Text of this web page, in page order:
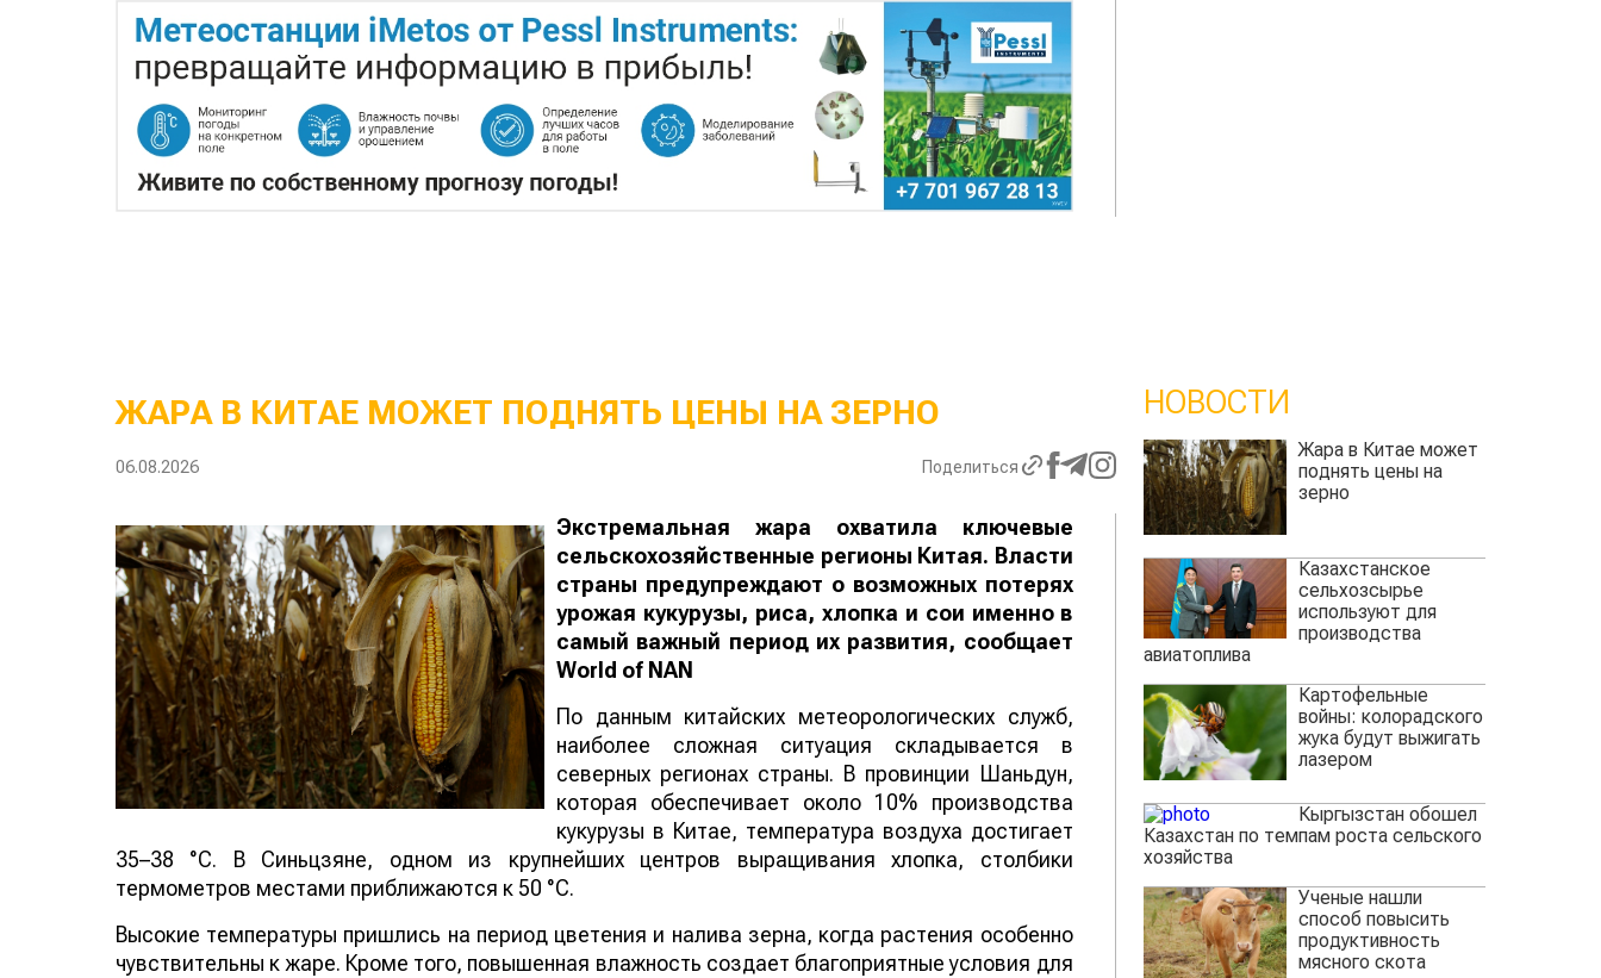
ЖАРА В КИТАЕ МОЖЕТ ПОДНЯТЬ ЦЕНЫ НА ЗЕРНО
06.08.2026 Поделиться
Экстремальная жара охватила ключевые
сельскохозяйственные регионы Китая. Власти
страны предупреждают о возможных потерях
урожая кукурузы, риса, хлопка и сои именно в
самый важный период их развития, сообщает
World of NAN
По данным китайских метеорологических служб,
наиболее сложная ситуация складывается в
северных регионах страны. В провинции Шаньдун,
которая обеспечивает около 10% производства
кукурузы в Китае, температура воздуха достигает
35–38 °C. В Синьцзяне, одном из крупнейших центров выращивания хлопка, столбики
термометров местами приближаются к 50 °C.
Высокие температуры пришлись на период цветения и налива зерна, когда растения особенно
чувствительны к жаре. Кроме того, повышенная влажность создает благоприятные условия для
НОВОСТИ
Жара в Китае может
поднять цены на
зерно
Казахстанское
сельхозсырье
используют для
производства
авиатоплива
Картофельные
войны: колорадского
жука будут выжигать
лазером
Кыргызстан обошел
Казахстан по темпам роста сельского
хозяйства
Ученые нашли
способ повысить
продуктивность
мясного скота